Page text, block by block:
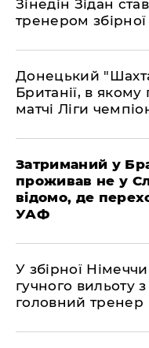
​Зінедін Зідан
тренером
Донецький
Британії, в
матчі Ліги
Затриманий у
проживав не у
відомо, де
УАФ
У збірної
гучного вильоту
головний тренер